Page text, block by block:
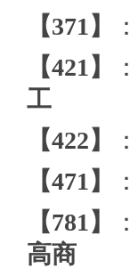
【371】
：
【421】
：
工
【422】
：
【471】
：
【781】
：
高商